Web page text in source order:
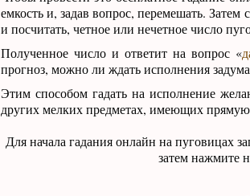
емкость и, задав вопрос, перемешать.
и посчитать, четное или нечетное число
Полученное число и ответит на вопрос «
прогноз, можно ли ждать исполнения
Этим способом гадать на исполнение
других мелких предметах, имеющих
Для начала гадания онлайн на пуговицах
затем нажмите